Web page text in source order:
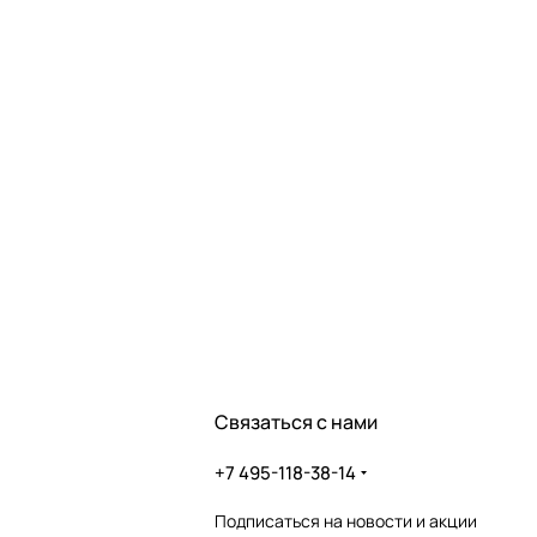
Связаться с нами
+7 495-118-38-14
Подписаться на новости и акции